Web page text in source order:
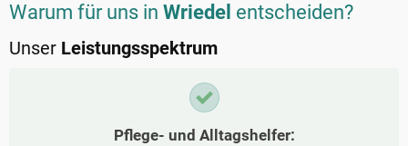
Warum für uns in Wriedel entscheiden?
Unser Leistungsspektrum
Pflege- und Alltagshelfer: